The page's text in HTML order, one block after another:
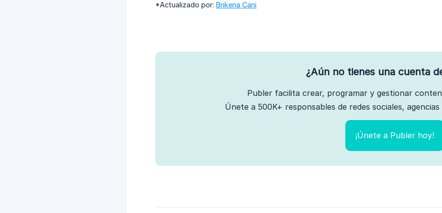
*Actualizado por: Brikena Cani
¿Aún no tienes una cuenta
Publer facilita crear, programar y gestionar
Únete a 500K+ responsables de redes sociales,
¡Únete a Publer hoy!